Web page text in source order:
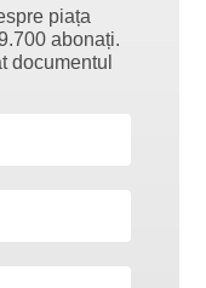
piața
abonați.
documentul